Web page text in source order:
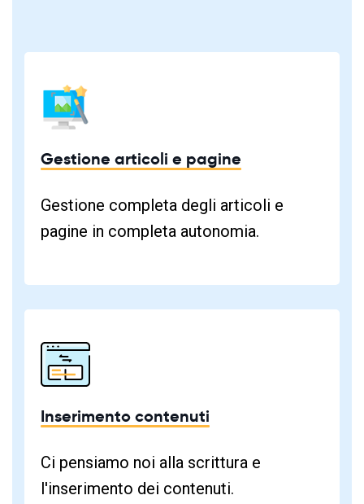
Gestione articoli e pagine
Gestione completa degli articoli e
pagine in completa autonomia.
Inserimento contenuti
Ci pensiamo noi alla scrittura e
l'inserimento dei contenuti.